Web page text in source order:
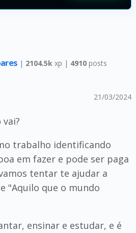
| 2104.5k xp | 4910posts
21/03/2024
trabalho identificando
em fazer e pode ser paga
tentar te ajudar a
"Aquilo que o mundo
ensinar e estudar, e é